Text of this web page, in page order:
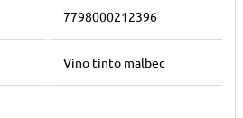
7798000212396
Vino tinto malbec